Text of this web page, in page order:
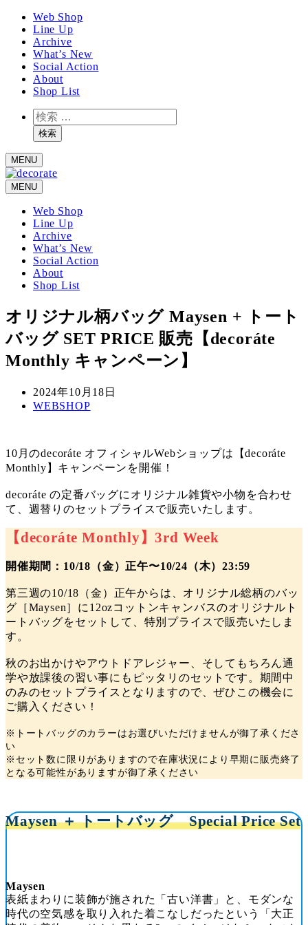
動
Web Shop
Line Up
Archive
What’s New
Social Action
About
Shop List
検
索検索
MENU
MENU
Web Shop
Line Up
Archive
What’s New
Social Action
About
Shop List
オリジナル柄バッグ Maysen + トート
バッグ SET PRICE 販売【decoráte
Monthly キャンペーン】
投
稿
2024年10月18日
カ
リ
ー
WEBSHOP
10月のdecoráte オフィシャルWebショップは【decoráte
Monthly】キャンペーンを開催！
decoráte の定番バッグにオリジナル雑貨や小物を合わせ
て、週替りのセットプライスで販売いたします。
【decoráte Monthly】3rd Week
開催期間：10/18（金）正午〜10/24（木）23:59
第三週の10/18（金）正午からは、オリジナル総柄のバッ
グ［Maysen］に12ozコットンキャンバスのオリジナルト
ートバッグをセットして、特別プライスで販売いたしま
す。
秋のお出かけやアウトドアレジャー、そしてもちろん通
学や放課後の習い事にもピッタリのセットです。期間中
のみのセットプライスとなりますので、ぜひこの機会に
ご購入ください！
※トートバッグのカラーはお選びいただけませんが御了承くださ
い
※セット数に限りがありますので在庫状況により早期に販売終了
となる可能性がありますが御了承ください
Maysen ＋ トートバッグ Special Price Set
Maysen
表紙まわりに装飾が施された「古い洋書」と、モダンな
時代の空気感を取り入れた着こなしだったという「大正